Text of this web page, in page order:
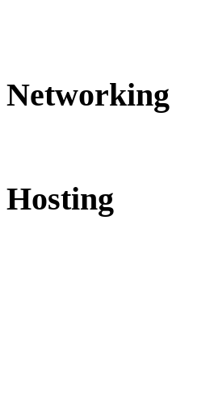
Networking
Hosting